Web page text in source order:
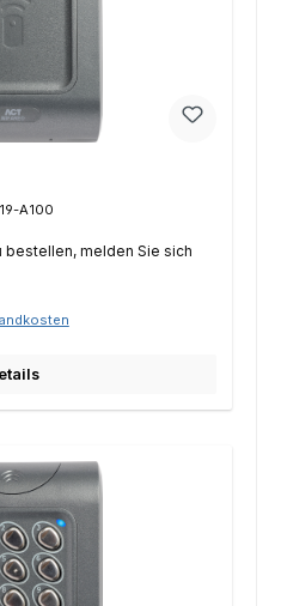
A100
bestellen, melden Sie sich